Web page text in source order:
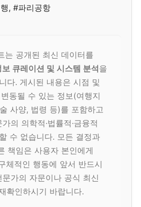
, #파리공항
는 공개된 최신 데이터를
보 큐레이션 및 시스템 분석을
다. 게시된 내용은 시점 및
동될 수 있는 정보(여행지
사양, 법령 등)를 포함하고
의 의학적·법률적·금융적
수 없습니다. 모든 결정과
책임은 사용자 본인에게
체적인 행동에 앞서 반드시
가의 자문이나 공식 최신
확인하시기 바랍니다.